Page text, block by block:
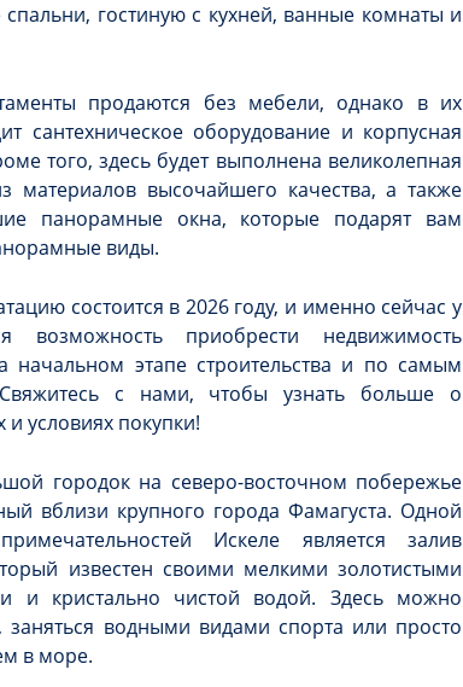
гостиную с кухней, ванные комнаты и
продаются без мебели, однако в их
сантехническое оборудование и корпусная
того, здесь будет выполнена великолепная
материалов высочайшего качества, а также
панорамные окна, которые подарят вам
виды.
состоится в 2026 году, и именно сейчас у
возможность приобрести недвижимость
начальном этапе строительства и по самым
с нами, чтобы узнать больше о
и условиях покупки!
городок на северо-восточном побережье
вблизи крупного города Фамагуста. Одной
Искеле является залив
известен своими мелкими золотистыми
и кристально чистой водой. Здесь можно
заняться водными видами спорта или просто
в море.